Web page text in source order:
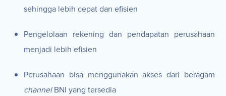
sehingga lebih cepat dan efisien
Pengelolaan rekening dan pendapatan perusahaan
menjadi lebih efisien
Perusahaan bisa menggunakan akses dari beragam
channelBNI yang tersedia